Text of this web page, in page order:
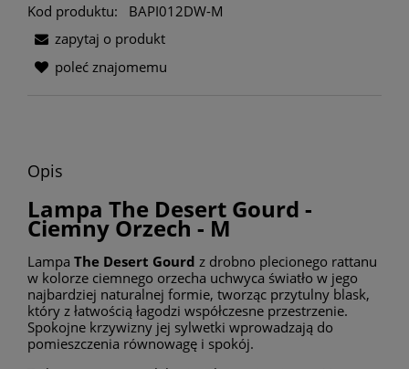
Kod produktu:
BAPI012DW-M
zapytaj o produkt
poleć znajomemu
Opis
Lampa The Desert Gourd -
Ciemny Orzech - M
Lampa The Desert Gourd z drobno plecionego rattanu
w kolorze ciemnego orzecha uchwyca światło w jego
najbardziej naturalnej formie, tworząc przytulny blask,
który z łatwością łagodzi współczesne przestrzenie.
Spokojne krzywizny jej sylwetki wprowadzają do
pomieszczenia równowagę i spokój.